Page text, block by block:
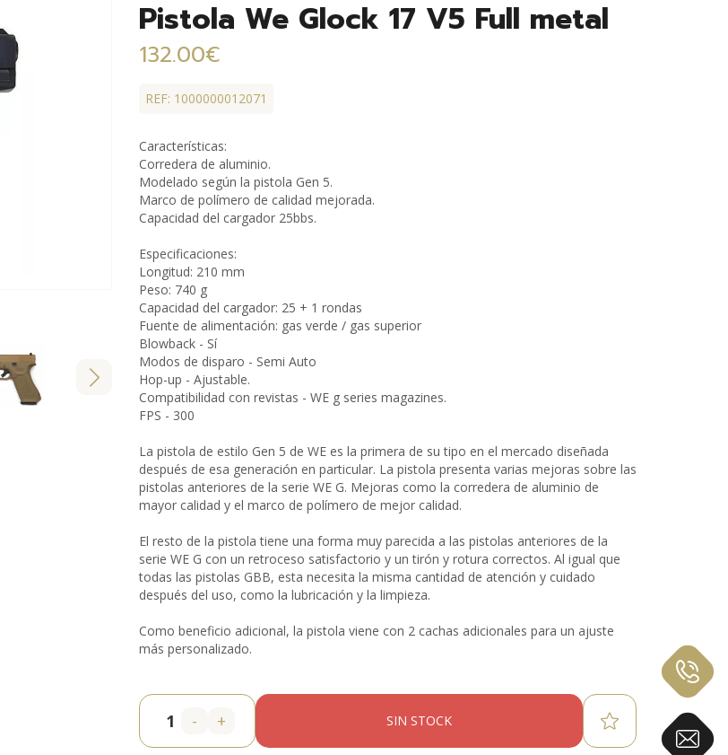
Pistola We Glock 17 V5 Full metal
132.00€
REF: 1000000012071
Características:
Corredera de aluminio.
Modelado según la pistola Gen 5.
Marco de polímero de calidad mejorada.
Capacidad del cargador 25bbs.
Especificaciones:
Longitud: 210 mm
Peso: 740 g
Capacidad del cargador: 25 + 1 rondas
Fuente de alimentación: gas verde / gas superior
Blowback - Sí
Modos de disparo - Semi Auto
Hop-up - Ajustable.
Compatibilidad con revistas - WE g series magazines.
FPS - 300
La pistola de estilo Gen 5 de WE es la primera de su tipo en el mercado diseñada
después de esa generación en particular. La pistola presenta varias mejoras sobre las
pistolas anteriores de la serie WE G. Mejoras como la corredera de aluminio de
mayor calidad y el marco de polímero de mejor calidad.
El resto de la pistola tiene una forma muy parecida a las pistolas anteriores de la
serie WE G con un retroceso satisfactorio y un tirón y rotura correctos. Al igual que
todas las pistolas GBB, esta necesita la misma cantidad de atención y cuidado
después del uso, como la lubricación y la limpieza.
Como beneficio adicional, la pistola viene con 2 cachas adicionales para un ajuste
más personalizado.
- + SIN STOCK